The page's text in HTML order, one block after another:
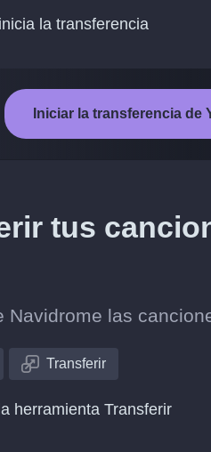
la transferencia
Iniciar la transferencia de
tus
las
Transferir
herramienta Transferir